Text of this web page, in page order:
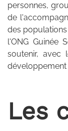
personnes,
de
des
l'ONG Guinée
soutenir, avec
développement
Les